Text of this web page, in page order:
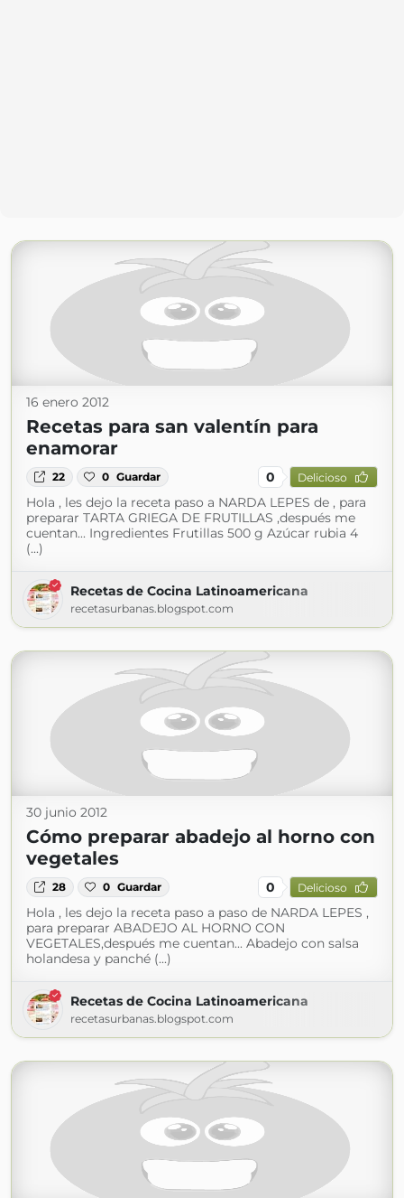
16 enero 2012
Recetas para san valentín para
enamorar
22 0 Guardar 0 Delicioso
Hola , les dejo la receta paso a NARDA LEPES de , para
preparar TARTA GRIEGA DE FRUTILLAS ,después me
cuentan... Ingredientes Frutillas 500 g Azúcar rubia 4
(...)
Recetas de Cocina Latinoamericana
recetasurbanas.blogspot.com
30 junio 2012
Cómo preparar abadejo al horno con
vegetales
28 0 Guardar 0 Delicioso
Hola , les dejo la receta paso a paso de NARDA LEPES ,
para preparar ABADEJO AL HORNO CON
VEGETALES,después me cuentan... Abadejo con salsa
holandesa y panché (...)
Recetas de Cocina Latinoamericana
recetasurbanas.blogspot.com